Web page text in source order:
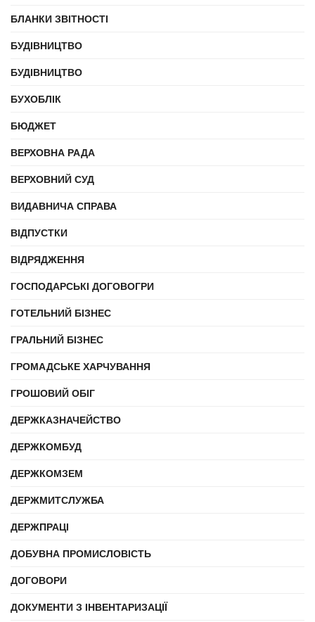
БЛАНКИ ЗВІТНОСТІ
БУДІВНИЦТВО
БУДІВНИЦТВО
БУХОБЛІК
БЮДЖЕТ
ВЕРХОВНА РАДА
ВЕРХОВНИЙ СУД
ВИДАВНИЧА СПРАВА
ВІДПУСТКИ
ВІДРЯДЖЕННЯ
ГОСПОДАРСЬКІ ДОГОВОГРИ
ГОТЕЛЬНИЙ БІЗНЕС
ГРАЛЬНИЙ БІЗНЕС
ГРОМАДСЬКЕ ХАРЧУВАННЯ
ГРОШОВИЙ ОБІГ
ДЕРЖКАЗНАЧЕЙСТВО
ДЕРЖКОМБУД
ДЕРЖКОМЗЕМ
ДЕРЖМИТСЛУЖБА
ДЕРЖПРАЦІ
ДОБУВНА ПРОМИСЛОВІСТЬ
ДОГОВОРИ
ДОКУМЕНТИ З ІНВЕНТАРИЗАЦІЇ